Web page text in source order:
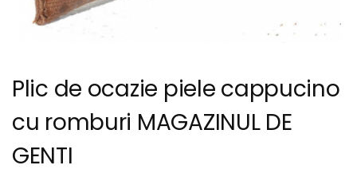
Plic de ocazie piele cappucino
cu romburi MAGAZINUL DE
GENTI